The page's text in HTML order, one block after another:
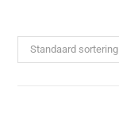
Standaard sortering